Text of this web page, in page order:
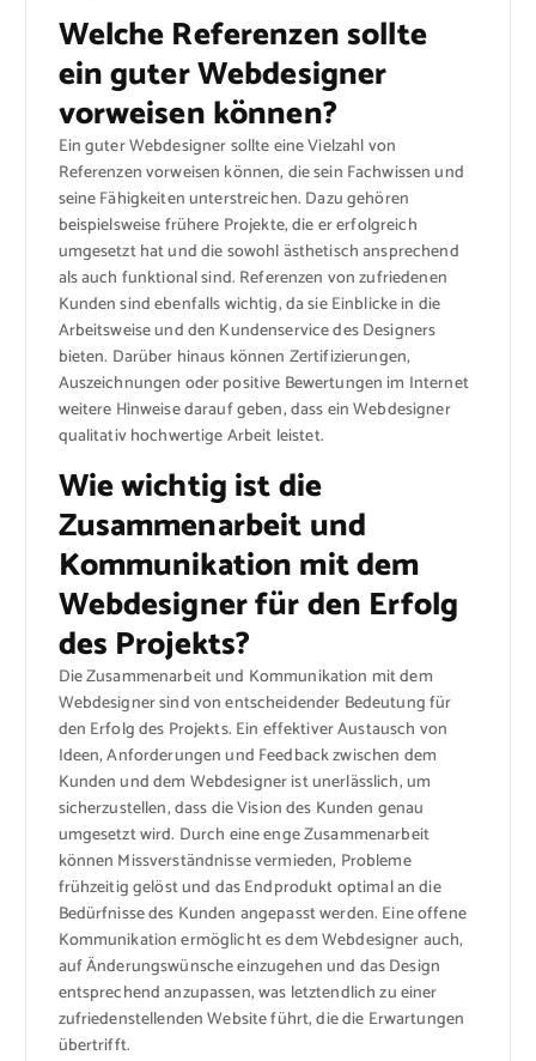
Welche Referenzen sollte
ein guter Webdesigner
vorweisen können?
Ein guter Webdesigner sollte eine Vielzahl von
Referenzen vorweisen können, die sein Fachwissen und
seine Fähigkeiten unterstreichen. Dazu gehören
beispielsweise frühere Projekte, die er erfolgreich
umgesetzt hat und die sowohl ästhetisch ansprechend
als auch funktional sind. Referenzen von zufriedenen
Kunden sind ebenfalls wichtig, da sie Einblicke in die
Arbeitsweise und den Kundenservice des Designers
bieten. Darüber hinaus können Zertifizierungen,
Auszeichnungen oder positive Bewertungen im Internet
weitere Hinweise darauf geben, dass ein Webdesigner
qualitativ hochwertige Arbeit leistet.
Wie wichtig ist die
Zusammenarbeit und
Kommunikation mit dem
Webdesigner für den Erfolg
des Projekts?
Die Zusammenarbeit und Kommunikation mit dem
Webdesigner sind von entscheidender Bedeutung für
den Erfolg des Projekts. Ein effektiver Austausch von
Ideen, Anforderungen und Feedback zwischen dem
Kunden und dem Webdesigner ist unerlässlich, um
sicherzustellen, dass die Vision des Kunden genau
umgesetzt wird. Durch eine enge Zusammenarbeit
können Missverständnisse vermieden, Probleme
frühzeitig gelöst und das Endprodukt optimal an die
Bedürfnisse des Kunden angepasst werden. Eine offene
Kommunikation ermöglicht es dem Webdesigner auch,
auf Änderungswünsche einzugehen und das Design
entsprechend anzupassen, was letztendlich zu einer
zufriedenstellenden Website führt, die die Erwartungen
übertrifft.